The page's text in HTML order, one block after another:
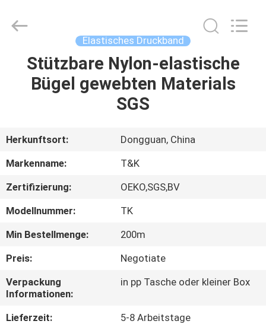
HAUS
ÜBER
UNS
FABRIK-
AUSFLUG
QUALITÄTSKONTROLLE
TRETEN
SIE
Accessories
Co.,Ltd.
Elastisches Druckband
Stützbare Nylon-elastische
Bügel gewebten Materials
SGS
Herkunftsort:
Dongguan, China
Markenname:
T&K
Zertifizierung:
OEKO,SGS,BV
Modellnummer:
TK
Min Bestellmenge:
200m
Preis:
Negotiate
Verpackung
Informationen:
in pp Tasche oder kleiner Box
Lieferzeit:
5-8 Arbeitstage